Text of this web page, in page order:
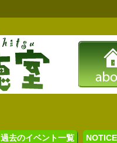
過去のイベント一覧